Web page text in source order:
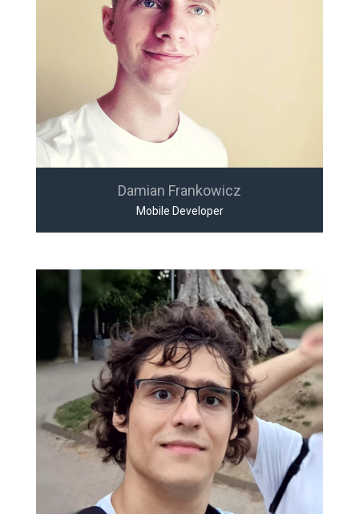
Damian Frankowicz
Mobile Developer